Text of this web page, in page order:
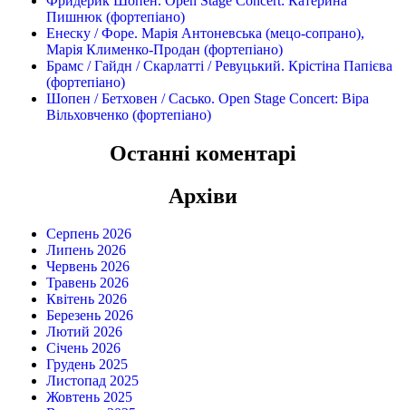
Пишнюк (фортепіано)
Енеску / Форе. Марія Антоневська (мецо-сопрано),
Марія Клименко-Продан (фортепіано)
Брамс / Гайдн / Скарлатті / Ревуцький. Крістіна Папієва
(фортепіано)
Шопен / Бетховен / Сасько. Open Stage Concert: Віра
Вільховченко (фортепіано)
Останні коментарі
Архіви
Серпень 2026
Липень 2026
Червень 2026
Травень 2026
Квітень 2026
Березень 2026
Лютий 2026
Січень 2026
Грудень 2025
Листопад 2025
Жовтень 2025